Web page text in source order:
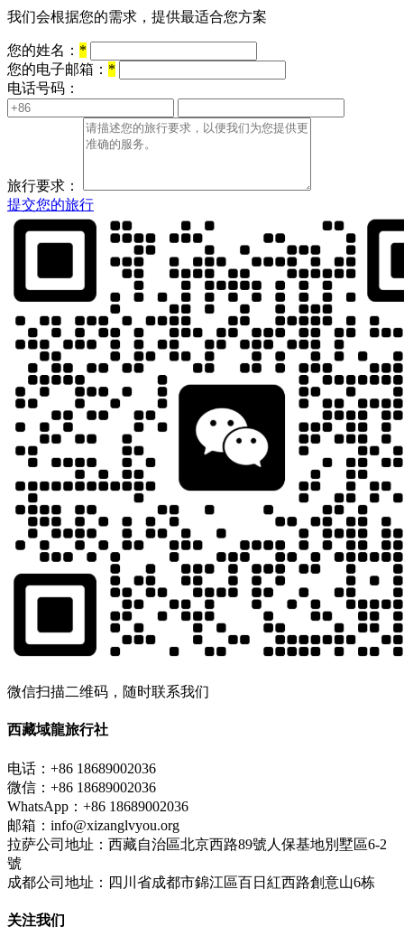
我们会根据您的需求，提供最适合您方案
您的姓名： *
您的电子邮箱： *
电话号码：
旅行要求：
提交您的旅行
微信扫描二维码，随时联系我们
西藏域龍旅行社
电话：+86 18689002036
微信：+86 18689002036
WhatsApp：+86 18689002036
邮箱：info@xizanglvyou.org
拉萨公司地址：西藏自治區北京西路89號人保基地別墅區6-2
號
成都公司地址：四川省成都市錦江區百日紅西路創意山6栋
关注我们